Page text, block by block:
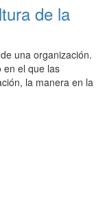
de la
una organización.
en el que las
la manera en la